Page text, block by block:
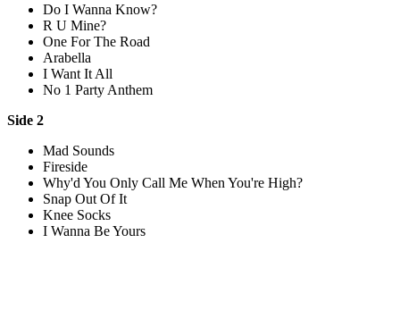
Do I Wanna Know?
R U Mine?
One For The Road
Arabella
I Want It All
No 1 Party Anthem
Side 2
Mad Sounds
Fireside
Why'd You Only Call Me When You're High?
Snap Out Of It
Knee Socks
I Wanna Be Yours